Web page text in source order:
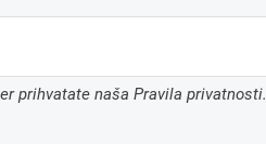
prihvatate naša Pravila privatnosti.